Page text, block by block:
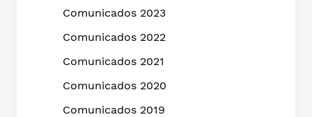
Comunicados 2023
Comunicados 2022
Comunicados 2021
Comunicados 2020
Comunicados 2019